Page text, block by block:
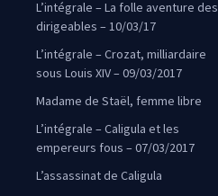
L’intégrale – La folle aventure des
dirigeables – 10/03/17
L’intégrale – Crozat, milliardaire
sous Louis XIV – 09/03/2017
Madame de Staël, femme libre
L’intégrale – Caligula et les
empereurs fous – 07/03/2017
L’assassinat de Caligula